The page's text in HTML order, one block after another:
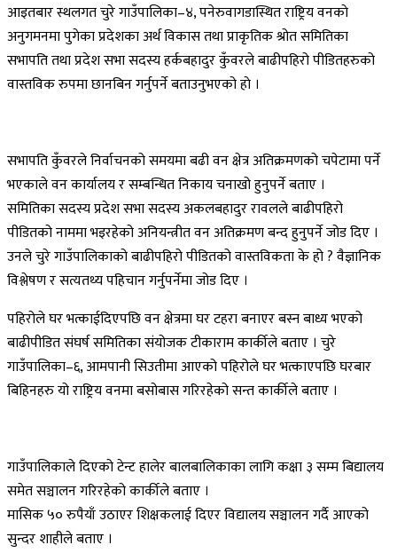
आइतबार स्थलगत चुरे गाउँपालिका–४, पनेरुवागडास्थित राष्ट्रिय वनकाे
अनुगमनमा पुगेका प्रदेशका अर्थ विकास तथा प्राकृतिक श्रोत समितिका
सभापति तथा प्रदेश सभा सदस्य हर्कबहादुर कुँवरले बाढीपहिरो पीडितहरुको
वास्तविक रुपमा छानबिन गर्नुपर्ने बताउनुभएको हाे ।
सभापति कुँवरले निर्वाचनको समयमा बढी वन क्षेत्र अतिक्रमणको चपेटामा पर्ने
भएकाले वन कार्यालय र सम्बन्धित निकाय चनाखो हुनुपर्ने बताए ।
समितिका सदस्य प्रदेश सभा सदस्य अकलबहादुर रावलले बाढीपहिरो
पीडितको नाममा भइरहेको अनियन्त्रीत वन अतिक्रमण बन्द हुनुपर्ने जोड दिए ।
उनले चुरे गाउँपालिकाको बाढीपहिरो पीडितको वास्तविकता के हो ? वैज्ञानिक
विश्लेषण र सत्यतथ्य पहिचान गर्नुपर्नेमा जोड दिए ।
पहिरोले घर भत्काईदिएपछि वन क्षेत्रमा घर टहरा बनाएर बस्न बाध्य भएको
बाढीपीडित संघर्ष समितिका संयोजक टीकाराम कार्कीले बताए । चुरे
गाउँपालिका–६, आमपानी सिउतीमा आएको पहिरोले घर भत्काएपछि घरबार
बिहिनहरु यो राष्ट्रिय वनमा बसोबास गरिरहेको सन्त कार्कीले बताए ।
गाउँपालिकाले दिएको टेन्ट हालेर बालबालिकाका लागि कक्षा ३ सम्म बिद्यालय
समेत सञ्चालन गरिरहेको कार्कीले बताए ।
मासिक ५० रुपैयाँ उठाएर शिक्षकलाई दिएर विद्यालय सञ्चालन गर्दै आएको
सुन्दर शाहीले बताए ।